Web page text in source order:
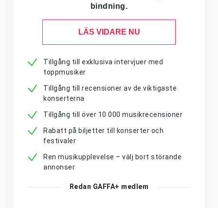
bindning.
LÄS VIDARE NU
Tillgång till exklusiva intervjuer med
toppmusiker
Tillgång till recensioner av de viktigaste
konserterna
Tillgång till över 10 000 musikrecensioner
Rabatt på biljetter till konserter och
festivaler
Ren musikupplevelse – välj bort störande
annonser
Redan GAFFA+ medlem